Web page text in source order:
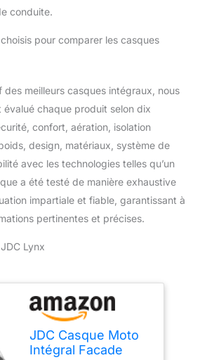
conduite.
pour comparer les casques
des meilleurs casques intégraux, nous
évalué chaque produit selon dix
confort, aération, isolation
design, matériaux, système de
avec les technologies telles qu’un
a été testé de manière exhaustive
impartiale et fiable, garantissant à
pertinentes et précises.
Lynx
JDC Casque Moto
Intégral Facade